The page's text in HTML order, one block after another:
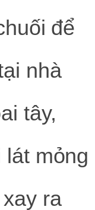
để
nhà
tây,
lát mỏng
ra